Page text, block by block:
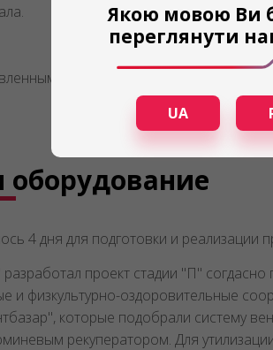
системами.
4 дня для подготовки и реализации
проект стадии "П"
и физкультурно-оздоровительные
которые подобрали систему
рекуператором. Для
Якою мовою Ви
переглянути
UA